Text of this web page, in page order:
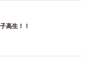
高生！！